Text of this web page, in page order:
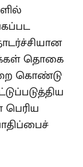
தொகை
கொண்டு